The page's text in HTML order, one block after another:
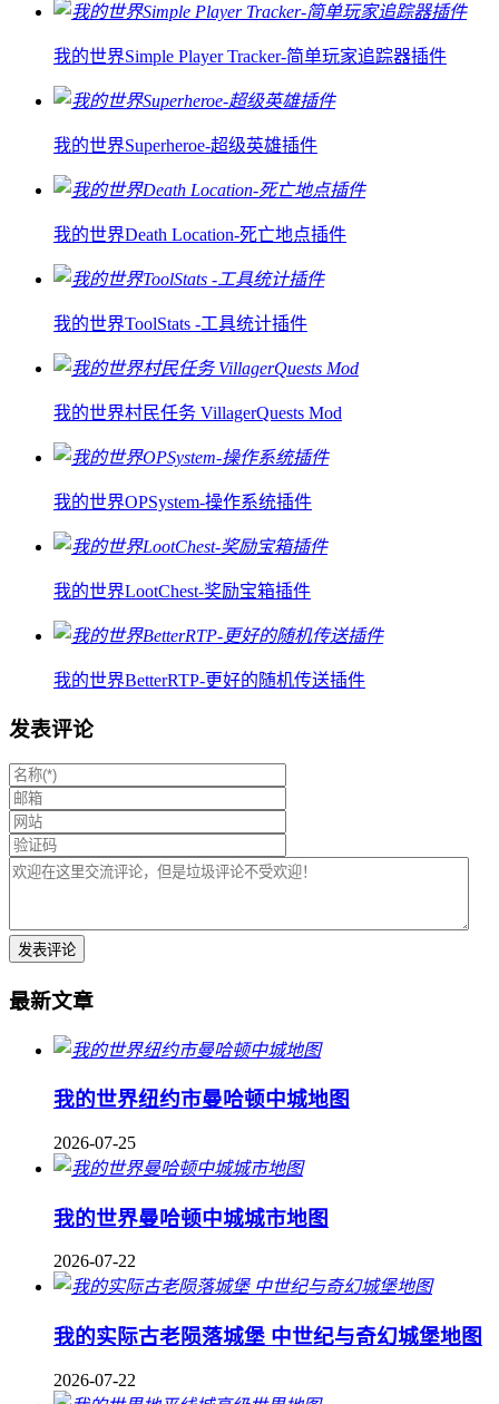
我的世界Simple Player Tracker-简单玩家追踪器插件
我的世界Superheroe-超级英雄插件
我的世界Death Location-死亡地点插件
我的世界ToolStats -工具统计插件
我的世界村民任务 VillagerQuests Mod
我的世界OPSystem-操作系统插件
我的世界LootChest-奖励宝箱插件
我的世界BetterRTP-更好的随机传送插件
发表评论
最新文章
我的世界纽约市曼哈顿中城地图
2026-07-25
我的世界曼哈顿中城城市地图
2026-07-22
我的实际古老陨落城堡 中世纪与奇幻城堡地图
2026-07-22